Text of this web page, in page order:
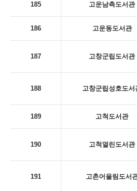
185 고운남측도서관
186 고운동도서관
187 고창군립도서관
188 고창군립성호도서
189 고척도서관
190 고척열린도서관
191 고촌어울림도서